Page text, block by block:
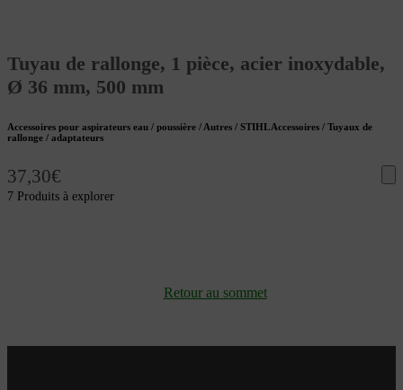
Tuyau de rallonge, 1 pièce, acier inoxydable,
Ø 36 mm, 500 mm
Accessoires pour aspirateurs eau / poussière / Autres / STIHL Accessoires / Tuyaux de
rallonge / adaptateurs
37,30€
7 Produits à explorer
Retour au sommet